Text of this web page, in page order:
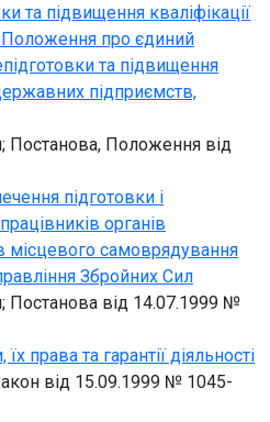
та підвищення кваліфікації
про єдиний
та підвищення
підприємств,
Постанова, Положення від
підготовки і
органів
місцевого самоврядування
Збройних Сил
Постанова від 14.07.1999 №
права та гарантії діяльності
від 15.09.1999 № 1045-